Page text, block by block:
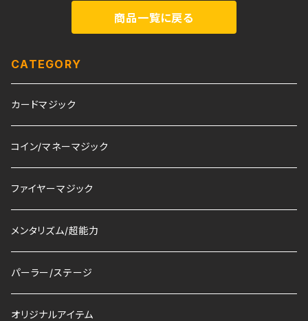
商品一覧に戻る
CATEGORY
カードマジック
コイン/マネーマジック
ファイヤーマジック
メンタリズム/超能力
パーラー/ステージ
オリジナルアイテム